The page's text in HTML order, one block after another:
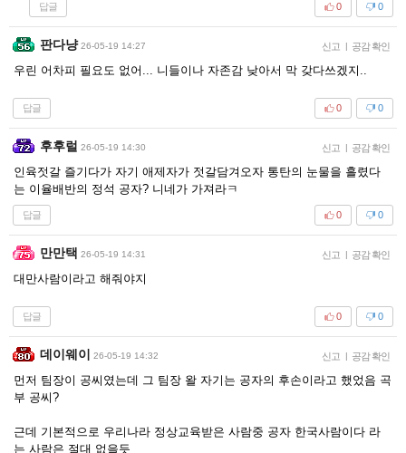
답글 0
0
판다냥 26-05-19 14:27 신고 | 공감 확인
우린 어차피 필요도 없어... 니들이나 자존감 낮아서 막 갖다쓰겠지..
답글 0
0
후후럴 26-05-19 14:30 신고 | 공감 확인
인육젓갈 즐기다가 자기 애제자가 젓갈담겨오자 통탄의 눈물을 흘렸다
는 이율배반의 정석 공자? 니네가 가져라ㅋ
답글 0
0
만만택 26-05-19 14:31 신고 | 공감 확인
대만사람이라고 해줘야지
답글 0
0
데이웨이 26-05-19 14:32 신고 | 공감 확인
먼저 팀장이 공씨였는데 그 팀장 왈 자기는 공자의 후손이라고 했었음 곡
부 공씨?
근데 기본적으로 우리나라 정상교육받은 사람중 공자 한국사람이다 라
는 사람은 절대 없을듯